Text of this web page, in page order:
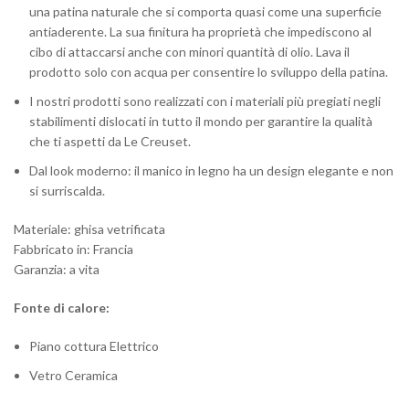
una patina naturale che si comporta quasi come una superficie
antiaderente. La sua finitura ha proprietà che impediscono al
cibo di attaccarsi anche con minori quantità di olio. Lava il
prodotto solo con acqua per consentire lo sviluppo della patina.
I nostri prodotti sono realizzati con i materiali più pregiati negli
stabilimenti dislocati in tutto il mondo per garantire la qualità
che ti aspetti da Le Creuset.
Dal look moderno: il manico in legno ha un design elegante e non
si surriscalda.
Materiale: ghisa vetrificata
Fabbricato in: Francia
Garanzia: a vita
Fonte di calore:
Piano cottura Elettrico
Vetro Ceramica